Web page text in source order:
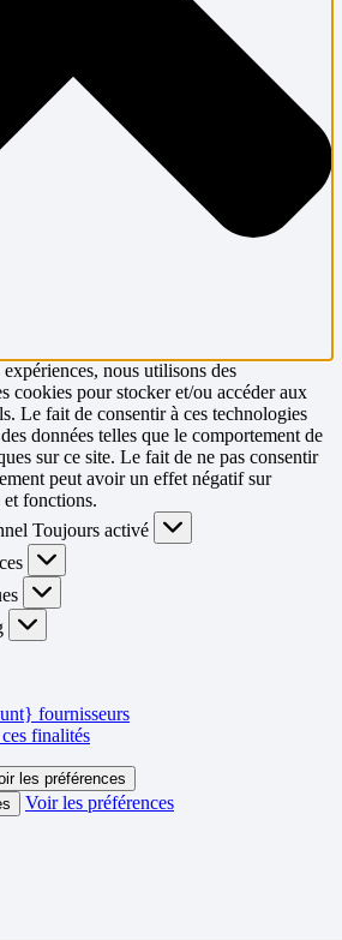
nous utilisons des
cookies pour stocker et/ou accéder aux
Le fait de consentir à ces technologies
données telles que le comportement de
sur ce site. Le fait de ne pas consentir
peut avoir un effet négatif sur
et fonctions.
Toujours activé
fournisseurs
finalités
les préférences
Voir les préférences